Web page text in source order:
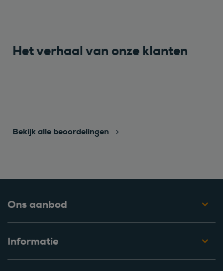
Het verhaal van onze klanten
Bekijk alle beoordelingen
Ons aanbod
Informatie